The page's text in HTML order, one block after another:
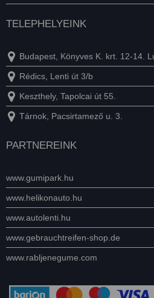
TELEPHELYEINK
Budapest, Könyves K. krt. 12-14.
Rédics, Lenti út 3/b
Keszthely, Tapolcai út 55.
Tárnok, Pacsirtamező u. 3.
PARTNEREINK
www.gumipark.hu
www.helikonauto.hu
www.autolenti.hu
www.gebrauchtreifen-shop.de
www.rabljenegume.com